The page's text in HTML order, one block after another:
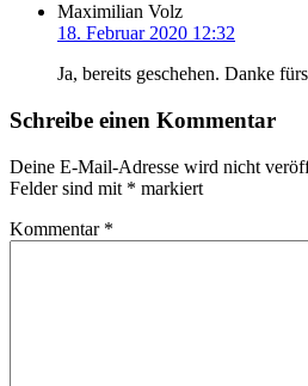
Maximilian Volz
18. Februar 2020 12:32
Ja, bereits geschehen. Danke
Schreibe einen Kommentar
Deine E-Mail-Adresse wird nicht
Felder sind mit * markiert
Kommentar *